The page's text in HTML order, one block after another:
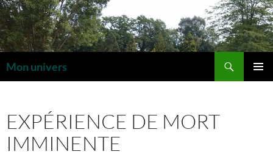
Aller
au
contenu
Mon univers
EXPÉRIENCE DE MORT
IMMINENTE